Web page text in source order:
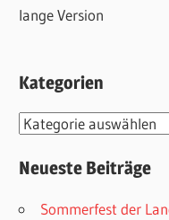
lange Version
Kategorien
Kategorien
Neueste Beiträge
Sommerfest der